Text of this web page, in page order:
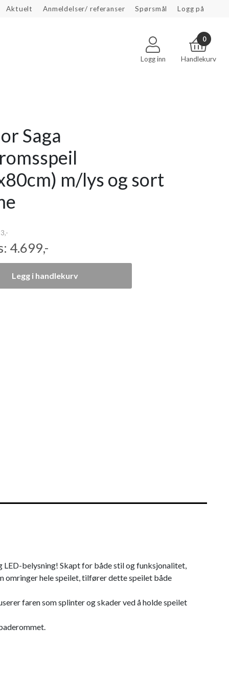
Aktuelt Anmeldelser/ referanser Spørsmål Logg på
Logg inn
0
Handlekurv
Saga
m/lys og sort
4.699,-
Legg i handlekurv
belysning! Skapt for både stil og funksjonalitet,
hele speilet, tilfører dette speilet både
faren som splinter og skader ved å holde speilet